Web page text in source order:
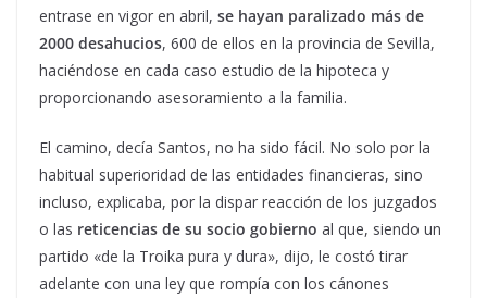
entrase en vigor en abril, se hayan paralizado más de
2000 desahucios, 600 de ellos en la provincia de Sevilla,
haciéndose en cada caso estudio de la hipoteca y
proporcionando asesoramiento a la familia.
El camino, decía Santos, no ha sido fácil. No solo por la
habitual superioridad de las entidades financieras, sino
incluso, explicaba, por la dispar reacción de los juzgados
o las reticencias de su socio gobierno al que, siendo un
partido «de la Troika pura y dura», dijo, le costó tirar
adelante con una ley que rompía con los cánones